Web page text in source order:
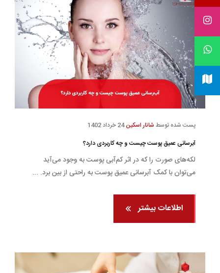
پست شده توسط شانار اسکین24 خرداد 1402
آبرسانی عمیق پوست چیست و چه کاربردی دارد؟
لکه‌های صورت را که در اثر کم‌آبی پوست به وجود می‌آید
می‌توان با کمک آبرسانی عمیق پوست به راحتی از بین برد. ...
اطلاعات بیشتر